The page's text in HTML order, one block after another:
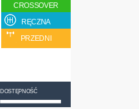
CROSSOVER
RĘCZNA
PRZEDNI
DOSTĘPNOŚĆ